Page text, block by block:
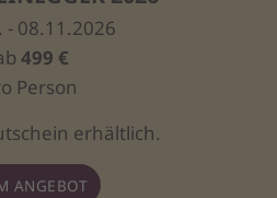
- 08.11.2026
499 €
Person
erhältlich.
ANGEBOT